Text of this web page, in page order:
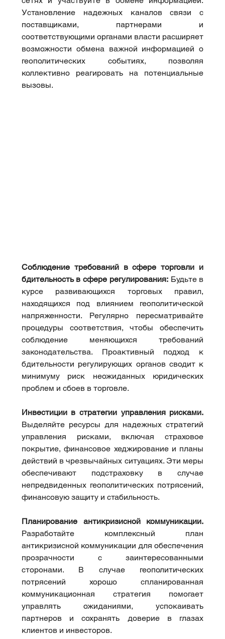
Установление надежных каналов связи с
поставщиками, партнерами и
соответствующими органами власти расширяет
возможности обмена важной информацией о
геополитических событиях, позволяя
коллективно реагировать на потенциальные
вызовы.
Соблюдение требований в сфере торговли и
бдительность в сфере регулирования: Будьте в
курсе развивающихся торговых правил,
находящихся под влиянием геополитической
напряженности. Регулярно пересматривайте
процедуры соответствия, чтобы обеспечить
соблюдение меняющихся требований
законодательства. Проактивный подход к
бдительности регулирующих органов сводит к
минимуму риск неожиданных юридических
проблем и сбоев в торговле.
Инвестиции в стратегии управления рисками.
Выделяйте ресурсы для надежных стратегий
управления рисками, включая страховое
покрытие, финансовое хеджирование и планы
действий в чрезвычайных ситуациях. Эти меры
обеспечивают подстраховку в случае
непредвиденных геополитических потрясений,
финансовую защиту и стабильность.
Планирование антикризисной коммуникации.
Разработайте комплексный план
антикризисной коммуникации для обеспечения
прозрачности с заинтересованными
сторонами. В случае геополитических
потрясений хорошо спланированная
коммуникационная стратегия помогает
управлять ожиданиями, успокаивать
партнеров и сохранять доверие в глазах
клиентов и инвесторов.